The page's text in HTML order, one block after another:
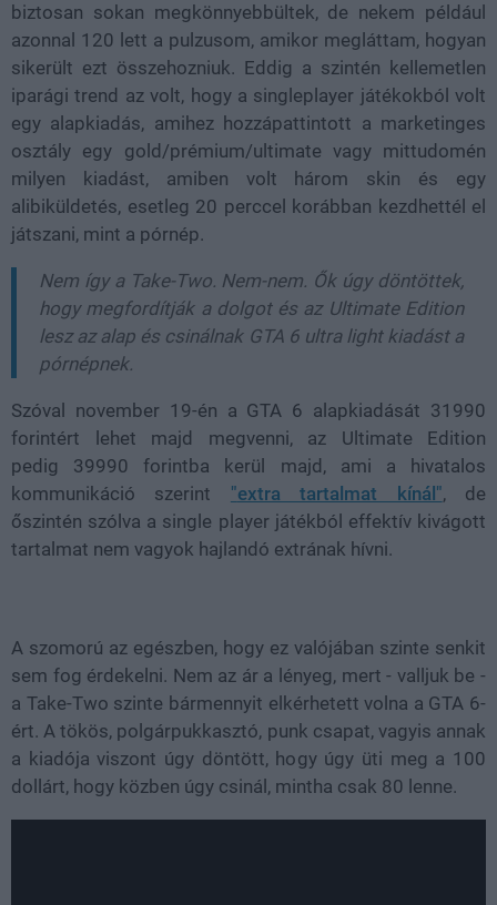
biztosan sokan megkönnyebbültek, de nekem például
azonnal 120 lett a pulzusom, amikor megláttam, hogyan
sikerült ezt összehozniuk. Eddig a szintén kellemetlen
iparági trend az volt, hogy a singleplayer játékokból volt
egy alapkiadás, amihez hozzápattintott a marketinges
osztály egy gold/prémium/ultimate vagy mittudomén
milyen kiadást, amiben volt három skin és egy
alibiküldetés, esetleg 20 perccel korábban kezdhettél el
játszani, mint a pórnép.
Nem így a Take-Two. Nem-nem. Ők úgy döntöttek,
hogy megfordítják a dolgot és az Ultimate Edition
lesz az alap és csinálnak GTA 6 ultra light kiadást a
pórnépnek.
Szóval november 19-én a GTA 6 alapkiadását 31990
forintért lehet majd megvenni, az Ultimate Edition
pedig 39990 forintba kerül majd, ami a hivatalos
kommunikáció szerint "extra tartalmat kínál", de
őszintén szólva a single player játékból effektív kivágott
tartalmat nem vagyok hajlandó extrának hívni.
A szomorú az egészben, hogy ez valójában szinte senkit
sem fog érdekelni. Nem az ár a lényeg, mert - valljuk be -
a Take-Two szinte bármennyit elkérhetett volna a GTA 6-
ért. A tökös, polgárpukkasztó, punk csapat, vagyis annak
a kiadója viszont úgy döntött, hogy úgy üti meg a 100
dollárt, hogy közben úgy csinál, mintha csak 80 lenne.